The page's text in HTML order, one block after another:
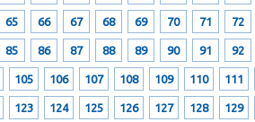
65 66 67 68 69 70 71 72
85 86 87 88 89 90 91 92
105 106 107 108 109 110 111
123 124 125 126 127 128 129